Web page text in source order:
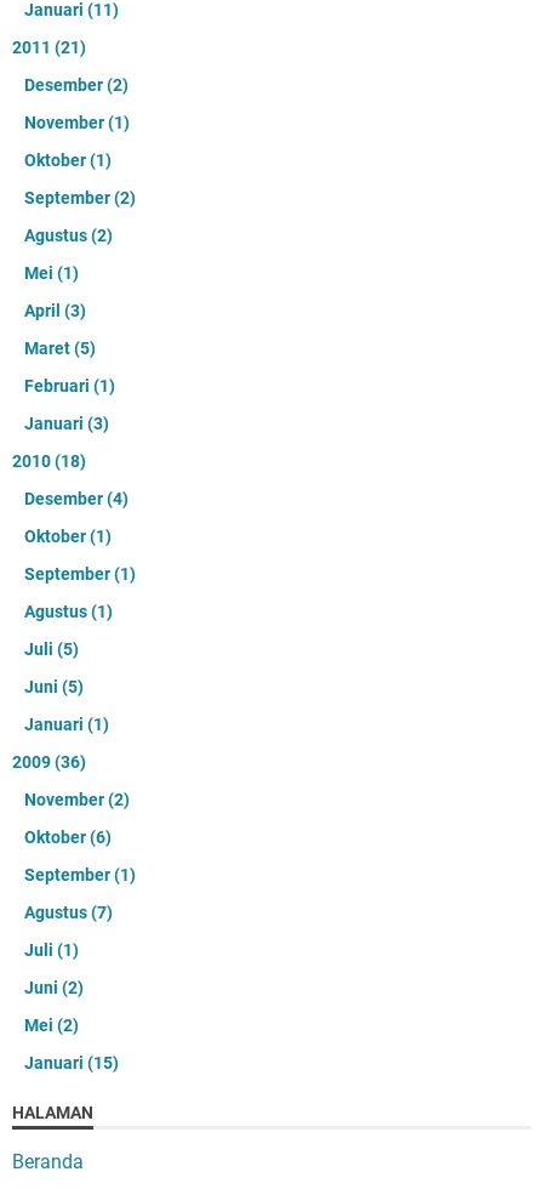
Januari (11)
2011 (21)
Desember(2)
November(1)
Oktober(1)
September(2)
Agustus(2)
Mei (1)
April (3)
Maret(5)
Februari (1)
Januari (3)
2010(18)
Desember(4)
Oktober(1)
September(1)
Agustus(1)
Juli (5)
Juni (5)
Januari (1)
2009(36)
November(2)
Oktober(6)
September(1)
Agustus(7)
Juli (1)
Juni (2)
Mei (2)
Januari (15)
HALAMAN
Beranda